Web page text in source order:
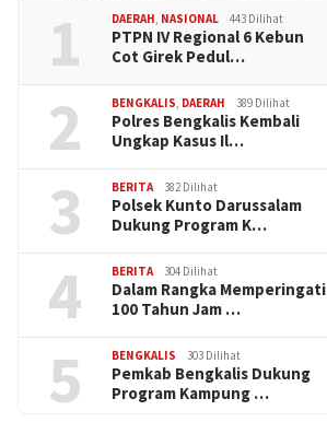
1 DAERAH, NASIONAL 443 Dilihat
PTPN IV Regional 6 Kebun
Cot Girek Pedul…
2 BENGKALIS, DAERAH 389 Dilihat
Polres Bengkalis Kembali
Ungkap Kasus Il…
3 BERITA 382 Dilihat
Polsek Kunto Darussalam
Dukung Program K…
4 BERITA 304 Dilihat
Dalam Rangka Memperingati
100 Tahun Jam …
5 BENGKALIS 303 Dilihat
Pemkab Bengkalis Dukung
Program Kampung …